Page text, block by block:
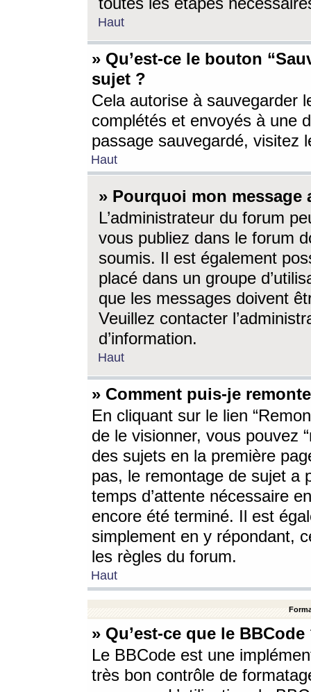
Haut
» Qu’est-ce le bouton
sujet ?
Cela autorise à sauvegarder
complétés et envoyés à une
passage sauvegardé, visitez
Haut
» Pourquoi mon message
L’administrateur du forum
vous publiez dans le forum
soumis. Il est également
placé dans un groupe
que les messages doivent
Veuillez contacter
d’information.
Haut
» Comment puis-je
En cliquant sur le lien
de le visionner, vous pouvez
des sujets en la première
pas, le remontage de sujet a
temps d’attente nécessaire
encore été terminé. Il est
simplement en y répondant,
les règles du forum.
Haut
» Qu’est-ce que le BBCode
Le BBCode est une
très bon contrôle de